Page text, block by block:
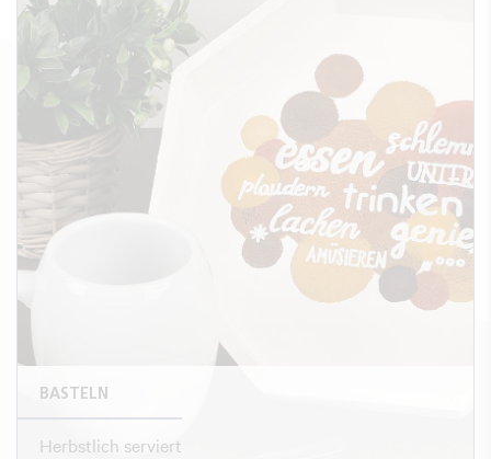
BASTELN
Herbstlich serviert